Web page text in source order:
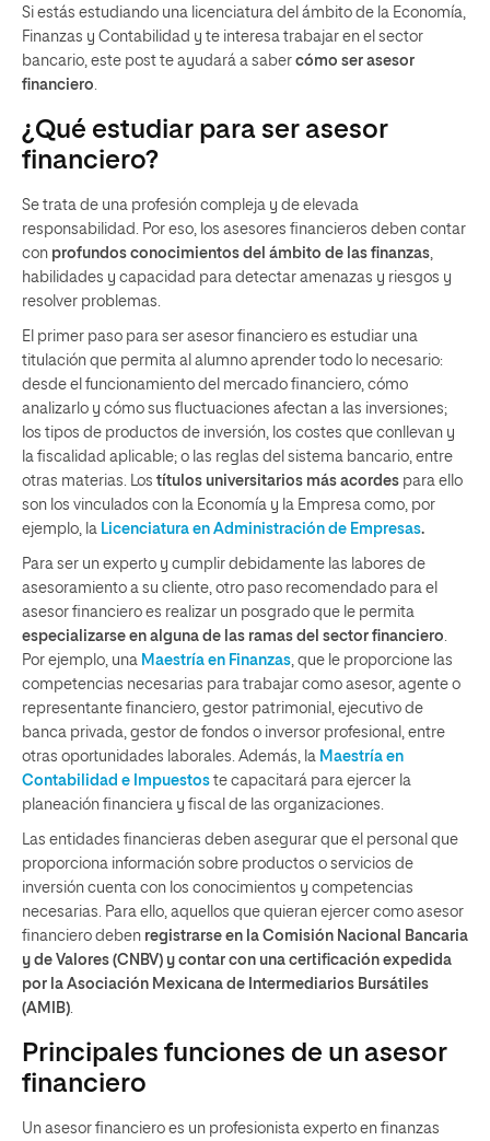
Si estás estudiando una licenciatura del ámbito de la Economía,
Finanzas y Contabilidad y te interesa trabajar en el sector
bancario, este post te ayudará a saber cómo ser asesor
financiero
¿Qué estudiar para ser asesor
financiero?
Se trata de una profesión compleja y de elevada
responsabilidad. Por eso, los asesores financieros deben contar
con profundos conocimientos del ámbito de las finanzas
habilidades y capacidad para detectar amenazas y riesgos y
resolver problemas.
El primer paso para ser asesor financiero es estudiar una
titulación que permita al alumno aprender todo lo necesario:
desde el funcionamiento del mercado financiero, cómo
analizarlo y cómo sus fluctuaciones afectan a las inversiones;
los tipos de productos de inversión, los costes que conllevan y
la fiscalidad aplicable; o las reglas del sistema bancario, entre
otras materias. Los títulos universitarios más acordes para ello
son los vinculados con la Economía y la Empresa como, por
ejemplo, la Licenciatura en Administración de Empresas.
Para ser un experto y cumplir debidamente las labores de
asesoramiento a su cliente, otro paso recomendado para el
asesor financiero es realizar un posgrado que le permita
especializarse en alguna de las ramas del sector financiero
Por ejemplo, una Maestría en Finanzas , que le proporcione las
competencias necesarias para trabajar como asesor, agente o
representante financiero, gestor patrimonial, ejecutivo de
banca privada, gestor de fondos o inversor profesional, entre
otras oportunidades laborales. Además, la Maestría en
Contabilidad e Impuestos te capacitará para ejercer la
planeación financiera y fiscal de las organizaciones.
Las entidades financieras deben asegurar que el personal que
proporciona información sobre productos o servicios de
inversión cuenta con los conocimientos y competencias
necesarias. Para ello, aquellos que quieran ejercer como asesor
financiero deben registrarse en la Comisión Nacional Bancaria
y de Valores (CNBV) y contar con una certificación expedida
por la Asociación Mexicana de Intermediarios Bursátiles
(AMIB)
Principales funciones de un asesor
financiero
Un asesor financiero es un profesionista experto en finanzas